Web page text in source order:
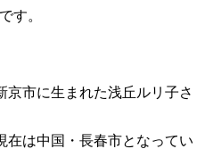
す。
市に生まれた浅丘ルリ子さ
在は中国・長春市となってい